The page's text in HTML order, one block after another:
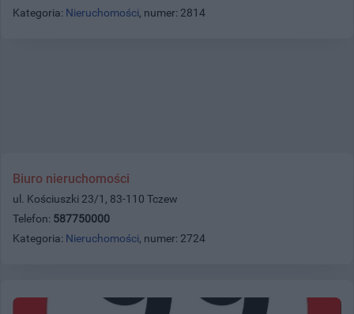
Kategoria: Nieruchomości, numer: 2814
Biuro nieruchomości
ul. Kościuszki 23/1, 83-110 Tczew
Telefon: 587750000
Kategoria: Nieruchomości, numer: 2724